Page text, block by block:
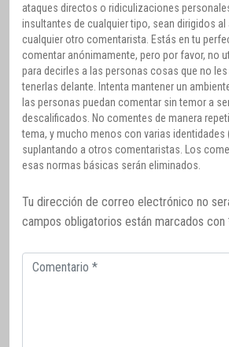
ataques directos o ridiculizaciones
insultantes de cualquier tipo, sean dirigidos al
cualquier otro comentarista. Estás en tu
comentar anónimamente, pero por favor, no
para decirles a las personas cosas que no
tenerlas delante. Intenta mantener un
las personas puedan comentar sin temor a
descalificados. No comentes de manera
tema, y mucho menos con varias identidades
suplantando a otros comentaristas. Los
esas normas básicas serán eliminados.
Tu dirección de correo electrónico no
campos obligatorios están marcados con
Comentario